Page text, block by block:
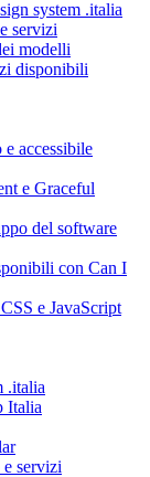
system .italia
servizi
modelli
disponibili
accessibile
e Graceful
del software
con Can I
e JavaScript
.italia
Italia
servizi